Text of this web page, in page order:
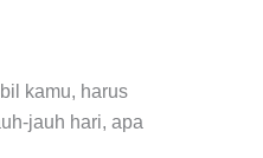
kamu, harus
jauh hari, apa